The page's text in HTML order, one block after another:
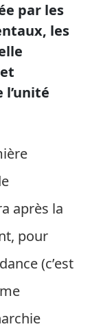
par les
les
l’unité
après la
pour
(c’est